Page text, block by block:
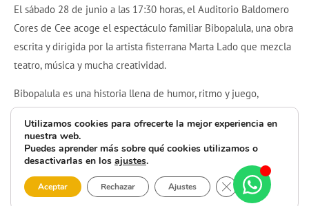
El sábado 28 de junio a las 17:30 horas, el Auditorio Baldomero
Cores de Cee acoge el espectáculo familiar Bibopalula, una obra
escrita y dirigida por la artista fisterrana Marta Lado que mezcla
teatro, música y mucha creatividad.
Bibopalula es una historia llena de humor, ritmo y juego,
pensada para disfrutar en familia. Una propuesta divertida y
participativa que invita a vivir el teatro de una forma diferente,
en el corazón de la Costa da Morte.
Las entradas ya están a la venta en bibopalula.gal y
ataquilla.com. ¡No te lo pierdas!
Utilizamos cookies para ofrecerte la mejor experiencia en
nuestra web.
Puedes aprender más sobre qué cookies utilizamos o
desactivarlas en los ajustes.
Aceptar Rechazar Ajustes Cerrar el banner